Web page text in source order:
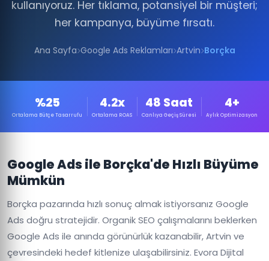
kullanıyoruz. Her tıklama, potansiyel bir müşteri;
her kampanya, büyüme fırsatı.
Ana Sayfa Google Ads Reklamları Artvin Borçka
%25
Ortalama Bütçe Tasarrufu
4.2x
Ortalama ROAS
48 Saat
Canlıya Geçiş Süresi
4+
Aylık Optimizasyon
Google Ads ile Borçka'de Hızlı Büyüme
Mümkün
Borçka pazarında hızlı sonuç almak istiyorsanız Google
Ads doğru stratejidir. Organik SEO çalışmalarını beklerken
Google Ads ile anında görünürlük kazanabilir, Artvin ve
çevresindeki hedef kitlenize ulaşabilirsiniz. Evora Dijital